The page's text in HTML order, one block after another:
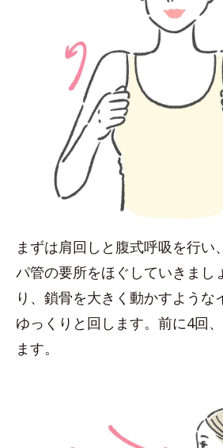
まずは肩回しと腹式呼吸を行い
パ管の要所をほぐしていきまし
り、鎖骨を大きく動かすような
ゆっくりと回します。前に4回
ます。